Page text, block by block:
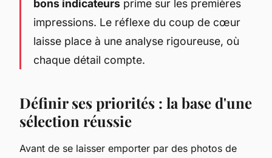
bons indicateurs prime sur les premières
impressions. Le réflexe du coup de cœur
laisse place à une analyse rigoureuse, où
chaque détail compte.
Définir ses priorités : la base d'une
sélection réussie
Avant de se laisser emporter par des photos de